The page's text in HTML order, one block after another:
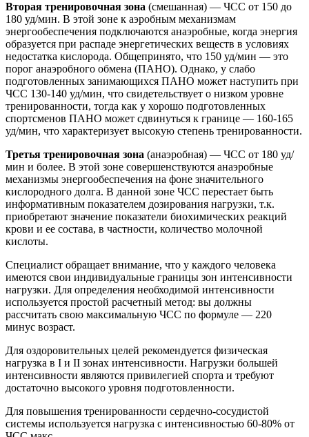
Вторая тренировочная зона (смешанная) — ЧСС от 150 до
180 уд/мин. В этой зоне к аэробным механизмам
энергообеспечения подключаются анаэробные, когда энергия
образуется при распаде энергетических веществ в условиях
недостатка кислорода. Общепринято, что 150 уд/мин — это
порог анаэробного обмена (ПАНО). Однако, у слабо
подготовленных занимающихся ПАНО может наступить при
ЧСС 130-140 уд/мин, что свидетельствует о низком уровне
тренированности, тогда как у хорошо подготовленных
спортсменов ПАНО может сдвинуться к границе — 160-165
уд/мин, что характеризует высокую степень тренированности.
Третья тренировочная зона (анаэробная) — ЧСС от 180 уд/
мин и более. В этой зоне совершенствуются анаэробные
механизмы энергообеспечения на фоне значительного
кислородного долга. В данной зоне ЧСС перестает быть
информативным показателем дозирования нагрузки, т.к.
приобретают значение показатели биохимических реакций
крови и ее состава, в частности, количество молочной
кислоты.
Специалист обращает внимание, что у каждого человека
имеются свои индивидуальные границы зон интенсивности
нагрузки. Для определения необходимой интенсивности
используется простой расчетный метод: вы должны
рассчитать свою максимальную ЧСС по формуле — 220
минус возраст.
Для оздоровительных целей рекомендуется физическая
нагрузка в I и II зонах интенсивности. Нагрузки большей
интенсивности являются привилегией спорта и требуют
достаточно высокого уровня подготовленности.
Для повышения тренированности сердечно-сосудистой
системы используется нагрузка с интенсивностью 60-80% от